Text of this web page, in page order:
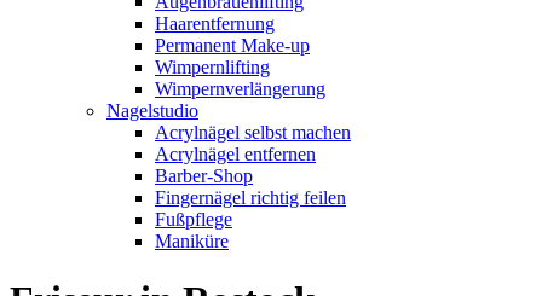
Haarentfernung
Permanent Make-up
Wimpernlifting
Wimpernverlängerung
Nagelstudio
Acrylnägel selbst machen
Acrylnägel entfernen
Barber-Shop
Fingernägel richtig feilen
Fußpflege
Maniküre